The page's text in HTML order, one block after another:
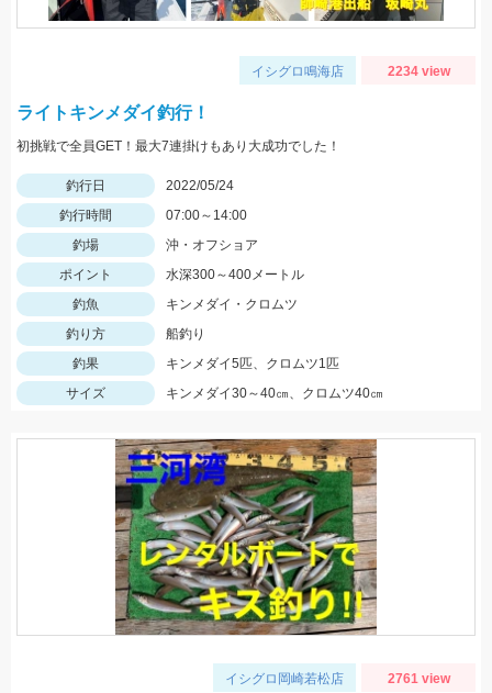
イシグロ鳴海店 2234 view
ライトキンメダイ釣行！
初挑戦で全員GET！最大7連掛けもあり大成功でした！
釣行日
2022/05/24
釣行時間
07:00～14:00
釣場
沖・オフショア
ポイント
水深300～400メートル
釣魚
キンメダイ・クロムツ
釣り方
船釣り
釣果
キンメダイ5匹、クロムツ1匹
サイズ
キンメダイ30～40㎝、クロムツ40㎝
イシグロ岡崎若松店 2761 view